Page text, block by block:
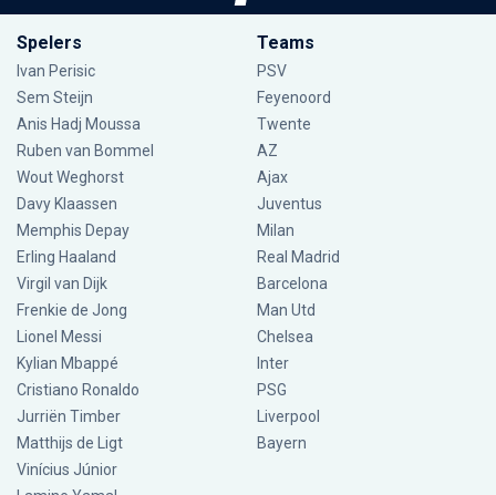
Spelers
Ivan Perisic
Sem Steijn
Anis Hadj Moussa
Ruben van Bommel
Wout Weghorst
Davy Klaassen
Memphis Depay
Erling Haaland
Virgil van Dijk
Frenkie de Jong
Lionel Messi
Kylian Mbappé
Cristiano Ronaldo
Jurriën Timber
Matthijs de Ligt
Vinícius Júnior
Teams
PSV
Feyenoord
Twente
AZ
Ajax
Juventus
Milan
Real Madrid
Barcelona
Man Utd
Chelsea
Inter
PSG
Liverpool
Bayern